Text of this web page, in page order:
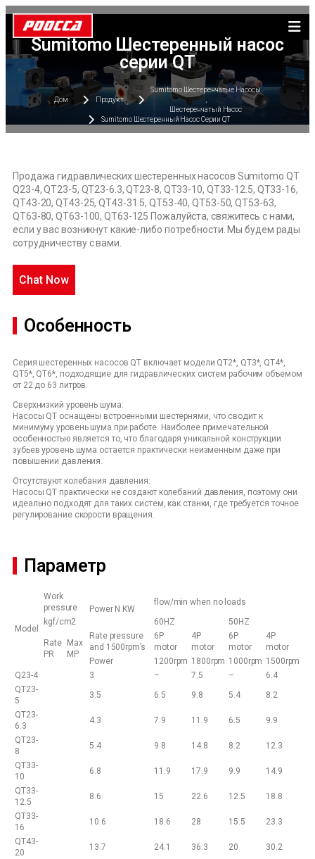
Sumitomo Шестеренный насос
серии QT
Дом Продукт
Sumitomo Шестеренчатые Насосы
Шестеренчатый Насос
Sumitomo Шестеренный Насос Серии QT
Продажа гидравлических шестеренных насосов Sumitomo QT
Q23-4, QT23-5, QT23-6.3, QT23-8, QT33-10, QT33-12.5, QT33-16,
QT43-20, QT43-25, QT43-31.5, QT53-40, QT53-50, QT53-63,
QT63-80, QT63-100, QT63-125 Пожалуйста, свяжитесь с нами,
если у вас возникнут какие-либо потребности. Мы будем рады
сотрудничеству с вами.
Chat Now
Особенность
Серия шестеренных насосов QT включает модели QT2*, QT3*, QT4*,
QT5*, QT6*, подходящие для гидравлических систем рабочим объемом
от 22 до 63 литров.
Сверхнизкий уровень шума:
Насосы QT оснащены встроенными шестернями, что сводит к
минимуму уровень шума при работе. Наиболее примечательной
особенностью является то, что благодаря уникальной конструкции
зубьев уровень шума остается практически неизменным даже при
повышении давления.
Отсутствуют колебания давления:
Насосы QT практически не создают колебаний давления, поэтому они
идеально подходят для таких систем, как станки, где требуется точное
регулирование скорости вращения.
Параметр
Model
Work
pressure
Power N KW
flow/min when no loads
kgf/cm2
60HZ 50HZ
Rate
PR
Max
MP
Rate pressure
and 1500rpm’s
6P
motor
4P
motor
6P
motor
4P
motor
Power
1200rpm 1800rpm 1000rpm 1500rpm
Q23-4
3 – 7.5 –
6.4
QT23-
5
3.5 6.5 9.8 5.4
8.2
QT23-
6.3
4.3 7.9 11.9 6.5
9.9
QT23-
8
5.4 9.8 14.8 8.2
12.3
QT33-
10
6.8 11.9 17.9 9.9
14.9
QT33-
12.5
8.6 15 22.6 12.5
18.8
QT33-
16
10.6 18.6 28 15.5
23.3
QT43-
20
13.7 24.1 36.3 20
30.2